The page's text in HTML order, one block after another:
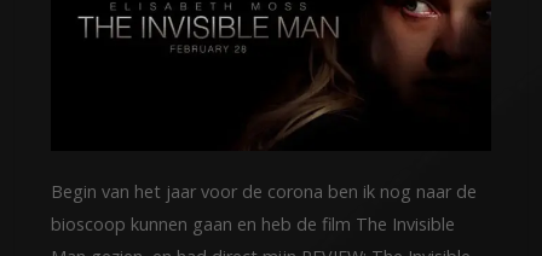
Begin van het jaar voor de corona ben ik nog naar de
bioscoop kunnen gaan en heb de film The Invisible